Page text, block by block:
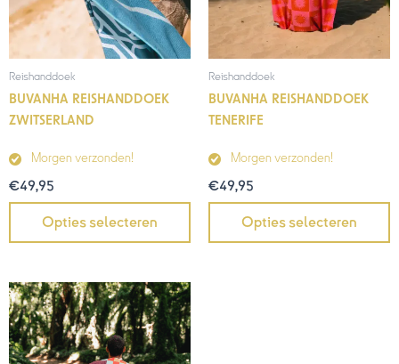
Reishanddoek
BUVANHA REISHANDDOEK
ZWITSERLAND
Morgen verzonden!
€49,95
Opties selecteren
Reishanddoek
BUVANHA REISHANDDOEK
TENERIFE
Morgen verzonden!
€49,95
Opties selecteren